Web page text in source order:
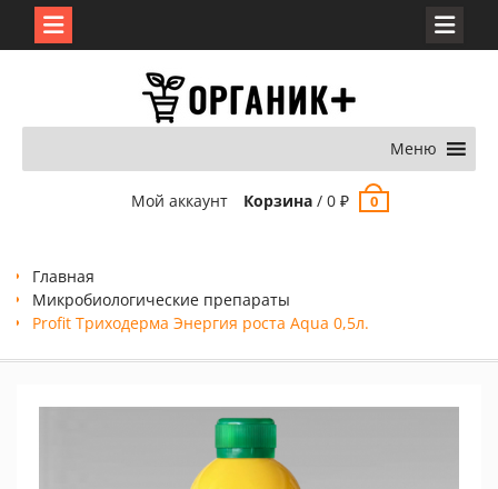
Меню
Мой аккаунт Корзина/ 0 ₽ 0
Главная
Микробиологические препараты
Profit Триходерма Энергия роста Aqua 0,5л.